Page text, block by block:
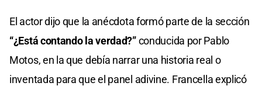
El actor dijo que la anécdota formó parte de la sección
“¿Está contando la verdad?”conducida por Pablo
Motos, en la que debía narrar una historia real o
inventada para que el panel adivine. Francella explicó